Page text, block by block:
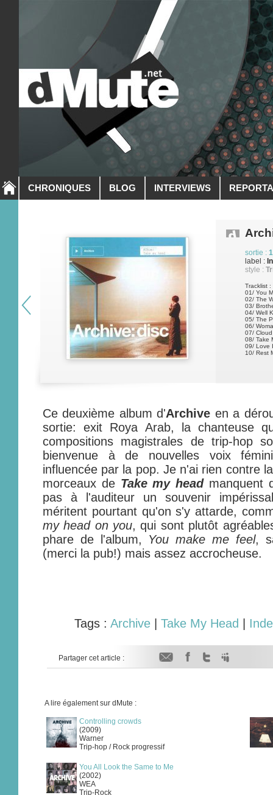
CHRONIQUES BLOG INTERVIEWS
sortie :
label :
style :
Tracklist :
01/ You
02/ The
03/
04/ Well
05/ The
06/
07/
08/ Take
09/ Love
10/ Rest
Ce deuxième album d'Archive en a
sortie: exit Roya Arab, la chanteuse
compositions magistrales de trip-hop
bienvenue à de nouvelles voix
influencée par la pop. Je n'ai rien contre
morceaux de Take my headmanquent
pas à l'auditeur un souvenir
méritent pourtant qu'on s'y attarde,
my head on you, qui sont plutôt
phare de l'album, You make me feel,
(merci la pub!) mais assez accrocheuse.
Tags : Archive| Take My Head
Partager cet article :
A lire également sur dMute :
Controlling crowds
(2009)
Warner
Trip-hop / Rock progressif
You All Look the Same to Me
(2002)
WEA
Trip-Rock